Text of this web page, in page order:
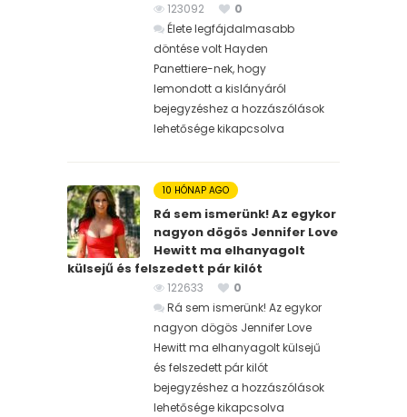
123092
0
Élete legfájdalmasabb
döntése volt Hayden
Panettiere-nek, hogy
lemondott a kislányáról
bejegyzéshez a hozzászólások
lehetősége kikapcsolva
10 HÓNAP AGO
Rá sem ismerünk! Az egykor
nagyon dögös Jennifer Love
Hewitt ma elhanyagolt
külsejű és felszedett pár kilót
122633
0
Rá sem ismerünk! Az egykor
nagyon dögös Jennifer Love
Hewitt ma elhanyagolt külsejű
és felszedett pár kilót
bejegyzéshez a hozzászólások
lehetősége kikapcsolva